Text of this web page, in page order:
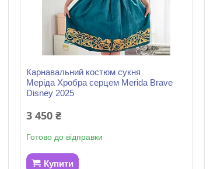
Карнавальний костюм сукня
Меріда Хробра серцем Merida Brave
Disney 2025
3 450 ₴
Готово до відправки
Купити